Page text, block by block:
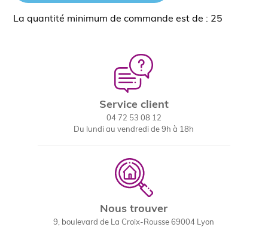
La quantité minimum de commande est de : 25
Service client
04 72 53 08 12
Du lundi au vendredi de 9h à 18h
Nous trouver
9, boulevard de La Croix-Rousse 69004 Lyon